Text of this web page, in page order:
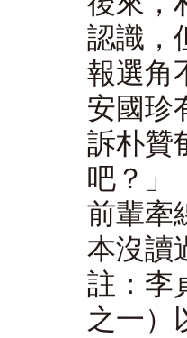
認識，
報選角
安國珍
訴朴贊
吧？」
前輩牽
本沒讀
註：李
之一）